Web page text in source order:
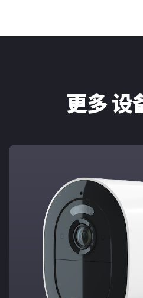
更多 设